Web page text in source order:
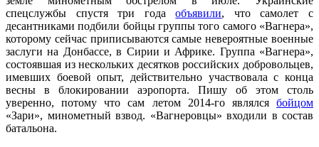
спецслужбы спустя три годаобъявили, что самолет с
десантниками подбили бойцы группы того самого «Вагнера»,
которому сейчас приписываются самые невероятные военные
заслуги на Донбассе, в Сирии и Африке. Группа «Вагнера»,
состоявшая из нескольких десятков российских добровольцев,
имевших боевой опыт, действительно участвовала с конца
весны в блокировании аэропорта. Пишу об этом столь
уверенно, потому что сам летом 2014-го являлся бойцом
«Зари», минометный взвод. «Вагнеровцы» входили в состав
батальона.